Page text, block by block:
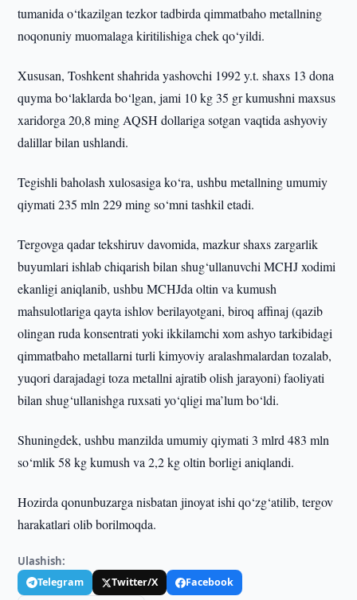
tumanida o‘tkazilgan tezkor tadbirda qimmatbaho metallning
noqonuniy muomalaga kiritilishiga chek qo‘yildi.
Xususan, Toshkent shahrida yashovchi 1992 y.t. shaxs 13 dona
quyma bo‘laklarda bo‘lgan, jami 10 kg 35 gr kumushni maxsus
xaridorga 20,8 ming AQSH dollariga sotgan vaqtida ashyoviy
dalillar bilan ushlandi.
Tegishli baholash xulosasiga ko‘ra, ushbu metallning umumiy
qiymati 235 mln 229 ming so‘mni tashkil etadi.
Tergovga qadar tekshiruv davomida, mazkur shaxs zargarlik
buyumlari ishlab chiqarish bilan shug‘ullanuvchi MCHJ xodimi
ekanligi aniqlanib, ushbu MCHJda oltin va kumush
mahsulotlariga qayta ishlov berilayotgani, biroq affinaj (qazib
olingan ruda konsentrati yoki ikkilamchi xom ashyo tarkibidagi
qimmatbaho metallarni turli kimyoviy aralashmalardan tozalab,
yuqori darajadagi toza metallni ajratib olish jarayoni) faoliyati
bilan shug‘ullanishga ruxsati yo‘qligi ma’lum bo‘ldi.
Shuningdek, ushbu manzilda umumiy qiymati 3 mlrd 483 mln
so‘mlik 58 kg kumush va 2,2 kg oltin borligi aniqlandi.
Hozirda qonunbuzarga nisbatan jinoyat ishi qo‘zg‘atilib, tergov
harakatlari olib borilmoqda.
Ulashish:
Telegram Twitter/X
Facebook